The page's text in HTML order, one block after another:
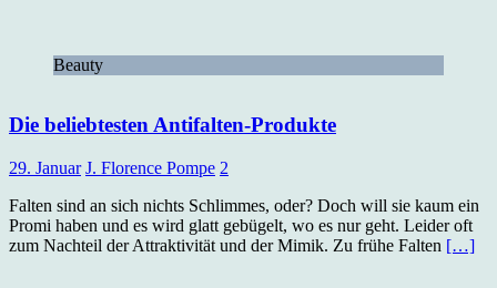
Beauty
Die beliebtesten Antifalten-Produkte
29. Januar J. Florence Pompe 2
Falten sind an sich nichts Schlimmes, oder? Doch will sie kaum ein
Promi haben und es wird glatt gebügelt, wo es nur geht. Leider oft
zum Nachteil der Attraktivität und der Mimik. Zu frühe Falten […]